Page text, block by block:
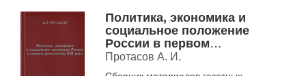
Политика, экономика и
социальное положение
России в первом
десятилетии XXI века
Протасов А. И.